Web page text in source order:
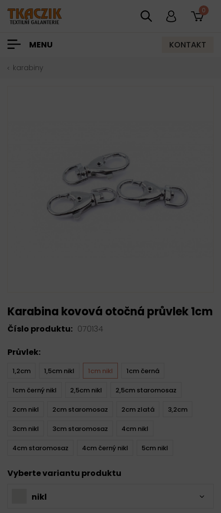
0
MENU KONTAKT
karabiny
Karabina kovová otočná průvlek 1cm
Číslo produktu: 070134
Průvlek:
1,2cm 1,5cm nikl 1cm nikl 1cm černá
1cm černý nikl 2,5cm nikl 2,5cm staromosaz
2cm nikl 2cm staromosaz 2cm zlatá 3,2cm
3cm nikl 3cm staromosaz 4cm nikl
4cm staromosaz 4cm černý nikl 5cm nikl
Vyberte variantu produktu
nikl